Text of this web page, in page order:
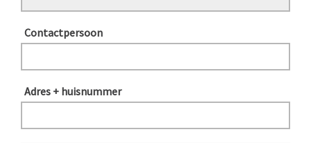
Contactpersoon
Adres + huisnummer